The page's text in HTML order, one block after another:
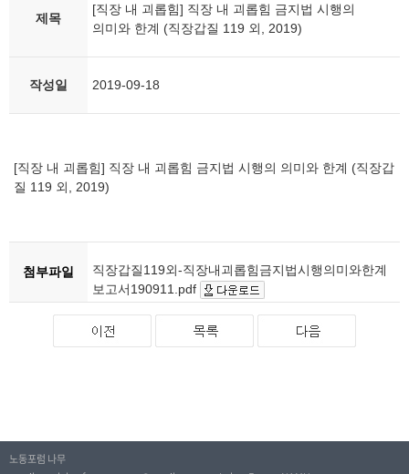
제목
[직장 내 괴롭힘] 직장 내 괴롭힘 금지법 시행의
의미와 한계 (직장갑질 119 외, 2019)
작성일 2019-09-18
[직장 내 괴롭힘] 직장 내 괴롭힘 금지법 시행의 의미와 한계 (직장갑
질 119 외, 2019)
첨부파일
직장갑질119외-직장내괴롭힘금지법시행의미와한계
보고서190911.pdf
노동포럼 나무